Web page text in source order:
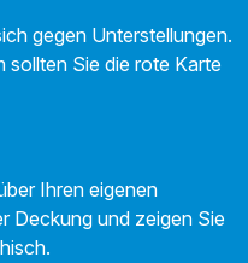
gegen Unterstellungen.
sollten Sie die rote Karte
Ihren eigenen
Deckung und zeigen Sie